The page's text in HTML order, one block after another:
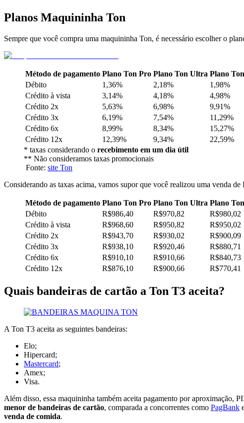
Planos Maquininha Ton
Sempre que você compra uma maquininha Ton, é necessário escolher o
Método de pagamento Plano Ton Pro Plano Ton Ultra Plano
Débito
1,36% 2,18% 1,98%
Crédito à vista
3,14% 4,18% 4,98%
Crédito 2x
5,63% 6,98% 9,91%
Crédito 3x
6,19% 7,54% 11,29%
Crédito 6x
8,99% 8,34% 15,27%
Crédito 12x
12,39% 9,34% 22,59%
* taxas considerando o recebimento em um dia útil
** Não consideramos taxas promocionais
Fonte: site Ton
Considerando as taxas acima, vamos supor que você realizou uma venda
Método de pagamento Plano Ton Pro Plano Ton Ultra Plano
Débito
R$986,40 R$970,82 R$980,02
Crédito à vista
R$968,60 R$950,82 R$950,02
Crédito 2x
R$943,70 R$930,02 R$900,09
Crédito 3x
R$938,10 R$920,46 R$880,71
Crédito 6x
R$910,10 R$910,66 R$840,73
Crédito 12x
R$876,10 R$900,66 R$770,41
Quais bandeiras de cartão a Ton T3 aceita?
A Ton T3 aceita as seguintes bandeiras:
Elo;
Hipercard;
Mastercard;
Amex;
Visa.
Além disso, essa maquininha também aceita pagamento por aproximação,
menor de bandeiras de cartão, comparada a concorrentes como PagBank
venda de comida.